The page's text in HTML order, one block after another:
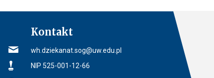
Kontakt
E-mail
wh.dziekanat.sog@uw.edu.pl
NIP
NIP 525-001-12-66